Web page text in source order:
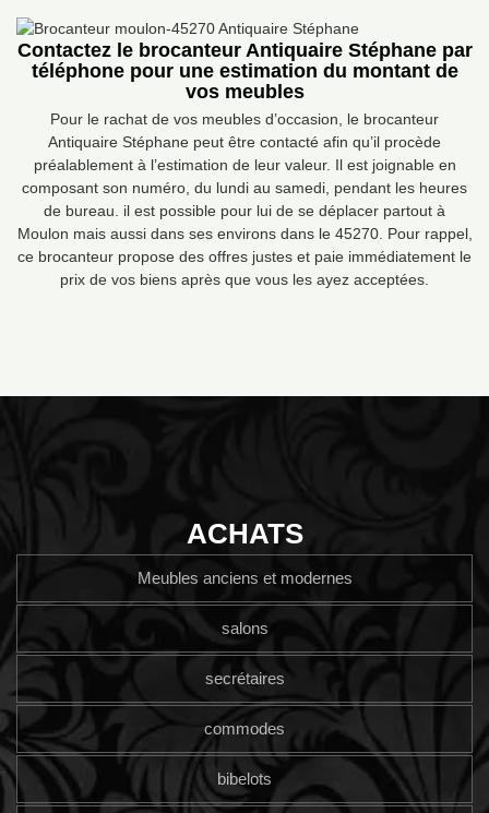
Contactez le brocanteur Antiquaire Stéphane par
téléphone pour une estimation du montant de
vos meubles
Pour le rachat de vos meubles d’occasion, le brocanteur
Antiquaire Stéphane peut être contacté afin qu’il procède
préalablement à l’estimation de leur valeur. Il est joignable en
composant son numéro, du lundi au samedi, pendant les heures
de bureau. il est possible pour lui de se déplacer partout à
Moulon mais aussi dans ses environs dans le 45270. Pour rappel,
ce brocanteur propose des offres justes et paie immédiatement le
prix de vos biens après que vous les ayez acceptées.
ACHATS
Meubles anciens et modernes
salons
secrétaires
commodes
bibelots